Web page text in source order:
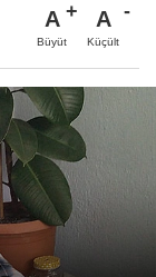
A
Büyüt
A
Küçült